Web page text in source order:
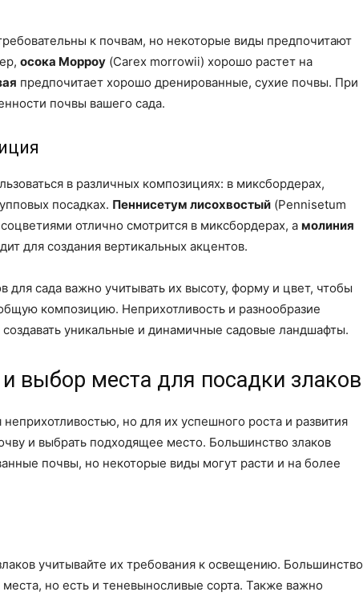
к почвам, но некоторые виды предпочитают
осока Морроу (Carex morrowii) хорошо растет на
предпочитает хорошо дренированные, сухие почвы. При
почвы вашего сада.
в различных композициях: в миксбордерах,
посадках. Пеннисетум лисохвостый (Pennisetum
отлично смотрится в миксбордерах, а молиния
для создания вертикальных акцентов.
для сада важно учитывать их высоту, форму и цвет, чтобы
композицию. Неприхотливость и разнообразие
уникальные и динамичные садовые ландшафты.
выбор места для посадки злаков
но для их успешного роста и развития
и выбрать подходящее место. Большинство злаков
почвы, но некоторые виды могут расти и на более
учитывайте их требования к освещению. Большинство
но есть и теневыносливые сорта. Также важно